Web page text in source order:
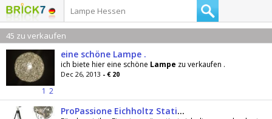
45 zu verkaufen
1 2
eine schöne Lampe .
ich biete hier eine schöne Lampe zu verkaufen .
Dec 26, 2013 - € 20
ProPassione Eichholtz Stativ Stehlampe Suchscheinwerfer, glänzend vernickelt/Glas, mit schwarzem Holzstativ und vernicke